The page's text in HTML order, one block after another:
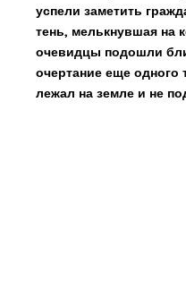
успели заметить
тень, мелькнувшая на
очевидцы подошли
очертание еще одного
лежал на земле и не